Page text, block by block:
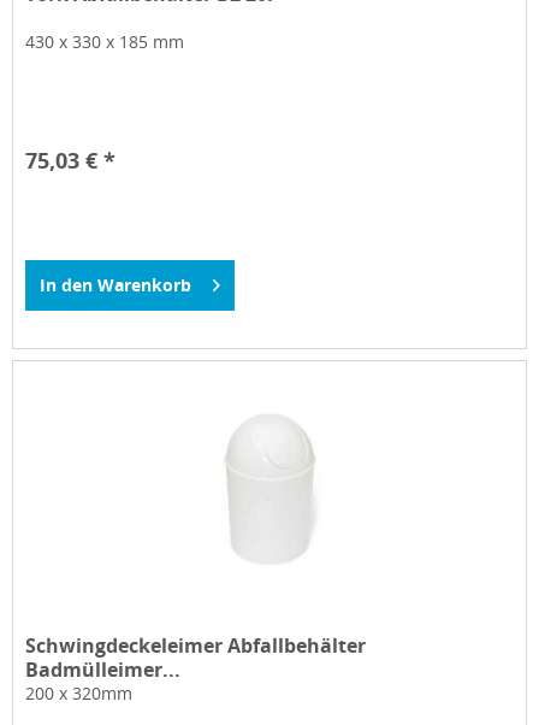
430 x 330 x 185 mm
75,03 € *
In den Warenkorb
Schwingdeckeleimer Abfallbehälter
Badmülleimer...
200 x 320mm